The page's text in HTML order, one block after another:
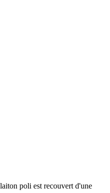
poli est recouvert d'une